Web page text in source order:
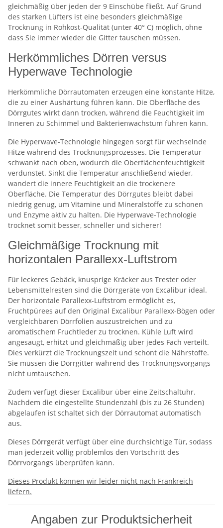
gleichmäßig über jeden der 9 Einschübe fließt. Auf Grund
des starken Lüfters ist eine besonders gleichmäßige
Trocknung in Rohkost-Qualität (unter 40° C) möglich, ohne
dass Sie immer wieder die Gitter tauschen müssen.
Herkömmliches Dörren versus
Hyperwave Technologie
Herkömmliche Dörrautomaten erzeugen eine konstante Hitze,
die zu einer Aushärtung führen kann. Die Oberfläche des
Dörrgutes wirkt dann trocken, während die Feuchtigkeit im
Inneren zu Schimmel und Bakterienwachstum führen kann.
Die Hyperwave-Technologie hingegen sorgt für wechselnde
Hitze während des Trocknungsprozesses. Die Temperatur
schwankt nach oben, wodurch die Oberflächenfeuchtigkeit
verdunstet. Sinkt die Temperatur anschließend wieder,
wandert die innere Feuchtigkeit an die trockenere
Oberfläche. Die Temperatur des Dörrgutes bleibt dabei
niedrig genug, um Vitamine und Mineralstoffe zu schonen
und Enzyme aktiv zu halten. Die Hyperwave-Technologie
trocknet somit besser, schneller und sicherer!
Gleichmäßige Trocknung mit
horizontalen Parallexx-Luftstrom
Für leckeres Gebäck, knusprige Kräcker aus Trester oder
Lebensmittelresten sind die Dörrgeräte von Excalibur ideal.
Der horizontale Parallexx-Luftstrom ermöglicht es,
Fruchtpürees auf den Original Excalibur Parallexx-Bögen oder
vergleichbaren Dörrfolien auszustreichen und zu
aromatischem Fruchtleder zu trocknen. Kühle Luft wird
angesaugt, erhitzt und gleichmäßig über jedes Fach verteilt.
Dies verkürzt die Trocknungszeit und schont die Nährstoffe.
Sie müssen die Dörrgitter während des Trocknungsvorgangs
nicht umtauschen.
Zudem verfügt dieser Excalibur über eine Zeitschaltuhr.
Nachdem die eingestellte Stundenzahl (bis zu 26 Stunden)
abgelaufen ist schaltet sich der Dörrautomat automatisch
aus.
Dieses Dörrgerät verfügt über eine durchsichtige Tür, sodass
man jederzeit völlig problemlos den Vortschritt des
Dörrvorgangs überprüfen kann.
Dieses Produkt können wir leider nicht nach Frankreich
liefern.
Angaben zur Produktsicherheit